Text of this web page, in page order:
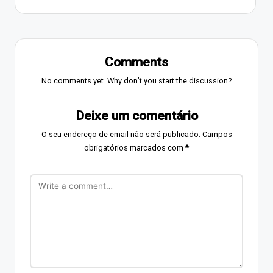
Comments
No comments yet. Why don’t you start the discussion?
Deixe um comentário
O seu endereço de email não será publicado. Campos
obrigatórios marcados com*